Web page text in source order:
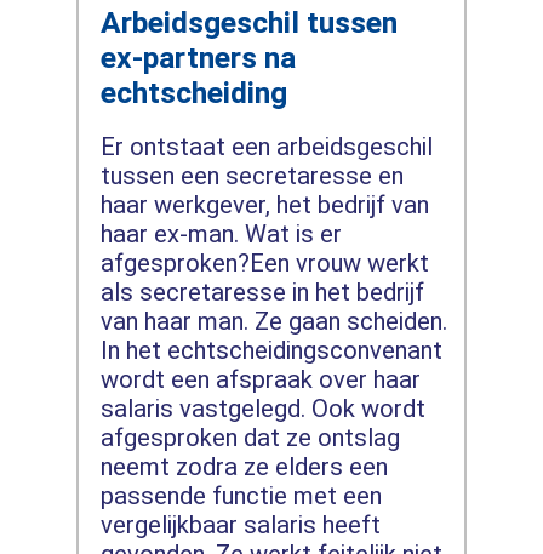
Arbeidsgeschil tussen
ex-partners na
echtscheiding
Er ontstaat een arbeidsgeschil
tussen een secretaresse en
haar werkgever, het bedrijf van
haar ex-man. Wat is er
afgesproken?Een vrouw werkt
als secretaresse in het bedrijf
van haar man. Ze gaan scheiden.
In het echtscheidingsconvenant
wordt een afspraak over haar
salaris vastgelegd. Ook wordt
afgesproken dat ze ontslag
neemt zodra ze elders een
passende functie met een
vergelijkbaar salaris heeft